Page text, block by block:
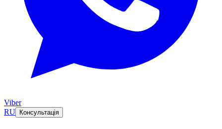
Viber
RU
Консультація